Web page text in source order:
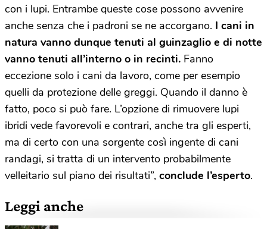
con i lupi. Entrambe queste cose possono avvenire
anche senza che i padroni se ne accorgano. I cani in
natura vanno dunque tenuti al guinzaglio e di notte
vanno tenuti all’interno o in recinti. Fanno
eccezione solo i cani da lavoro, come per esempio
quelli da protezione delle greggi. Quando il danno è
fatto, poco si può fare. L’opzione di rimuovere lupi
ibridi vede favorevoli e contrari, anche tra gli esperti,
ma di certo con una sorgente così ingente di cani
randagi, si tratta di un intervento probabilmente
velleitario sul piano dei risultati”, conclude l’esperto.
Leggi anche